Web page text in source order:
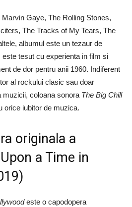
Gaye, The Rolling Stones,
The Tracks of My Tears, The
albumul este un tezaur de
tesut cu experienta in film si
de dor pentru anii 1960. Indiferent
al rockului clasic sau doar
muzicii, coloana sonora The Big Chill
orice iubitor de muzica.
originala a
a Time in
este o capodopera